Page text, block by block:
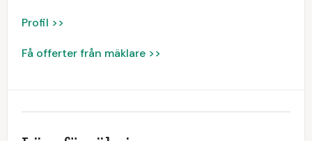
Profil >>
Få offerter från mäklare >>